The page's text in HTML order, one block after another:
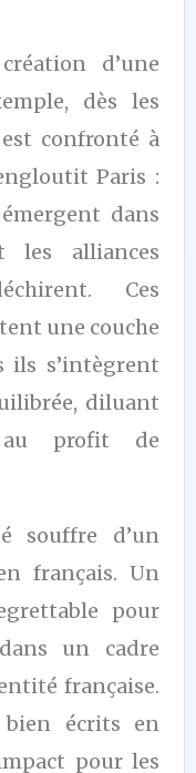
d’une
dès les
confronté à
Paris :
dans
les alliances
Ces
une couche
ils s’intègrent
diluant
profit de
souffre d’un
français. Un
pour
un cadre
française.
bien écrits en
pour les